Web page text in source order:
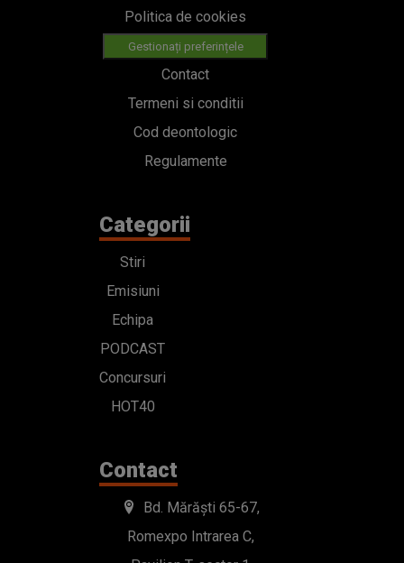
Politica de cookies
Gestionați preferințele
Contact
Termeni si conditii
Cod deontologic
Regulamente
Categorii
Stiri
Emisiuni
Echipa
PODCAST
Concursuri
HOT40
Contact
Bd. Mărăști 65-67,
Romexpo Intrarea C,